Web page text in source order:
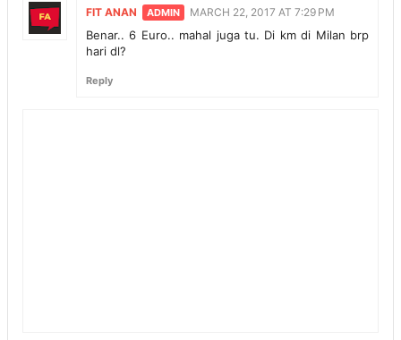
FIT ANAN MARCH 22, 2017 AT 7:29 PM
Benar.. 6 Euro.. mahal juga tu. Di km di Milan brp
hari dl?
Reply